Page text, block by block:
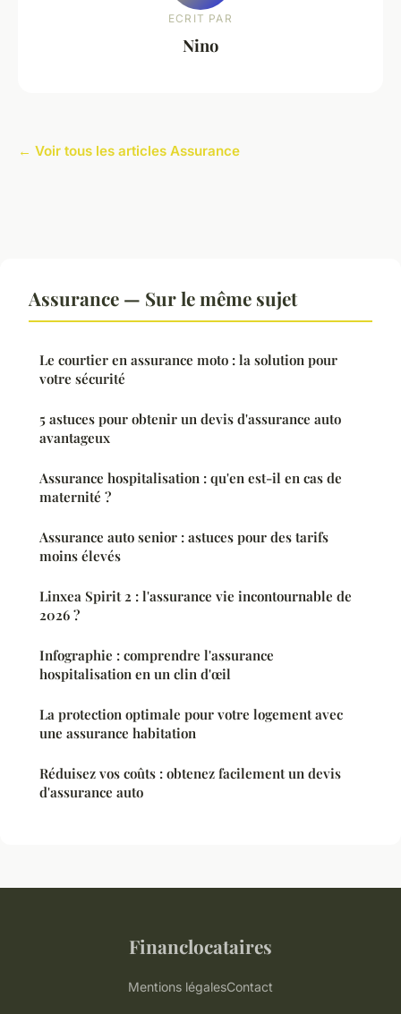
ECRIT PAR
Nino
← Voir tous les articles Assurance
Assurance — Sur le même sujet
Le courtier en assurance moto : la solution pour
votre sécurité
5 astuces pour obtenir un devis d'assurance auto
avantageux
Assurance hospitalisation : qu'en est-il en cas de
maternité ?
Assurance auto senior : astuces pour des tarifs
moins élevés
Linxea Spirit 2 : l'assurance vie incontournable de
2026 ?
Infographie : comprendre l'assurance
hospitalisation en un clin d'œil
La protection optimale pour votre logement avec
une assurance habitation
Réduisez vos coûts : obtenez facilement un devis
d'assurance auto
Financlocataires
Mentions légalesContact